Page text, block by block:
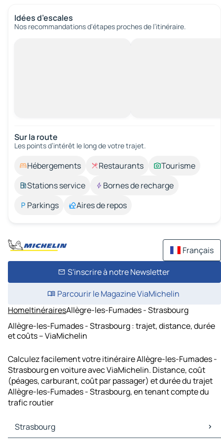
Idées d’escales
Nos recommandations d'étapes proches de l’itinéraire.
Sur la route
Les points d’intérêt le long de votre trajet.
Hébergements Restaurants
Tourisme
Stations service
Bornes de recharge
Parkings
Aires de repos
Français
S'inscrire à notre Newsletter
Parcourir le Magazine ViaMichelin
HomeItinérairesAllègre-les-Fumades - Strasbourg
Allègre-les-Fumades - Strasbourg : trajet, distance, durée
et coûts – ViaMichelin
Calculez facilement votre itinéraire Allègre-les-Fumades -
Strasbourg en voiture avec ViaMichelin. Distance, coût
(péages, carburant, coût par passager) et durée du trajet
Allègre-les-Fumades - Strasbourg, en tenant compte du
trafic routier
Strasbourg